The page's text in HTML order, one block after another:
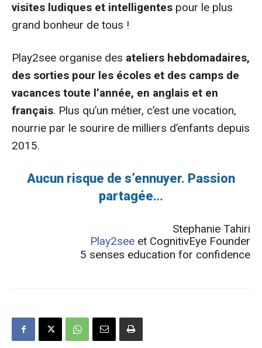
visites ludiques et intelligentes pour le plus
grand bonheur de tous !
Play2see organise des ateliers hebdomadaires,
des sorties pour les écoles et des camps de
vacances toute l’année, en anglais et en
français. Plus qu’un métier, c’est une vocation,
nourrie par le sourire de milliers d’enfants depuis
2015.
Aucun risque de s’ennuyer. Passion
partagée…
Stephanie Tahiri
Play2see et CognitivEye Founder
5 senses education for confidence